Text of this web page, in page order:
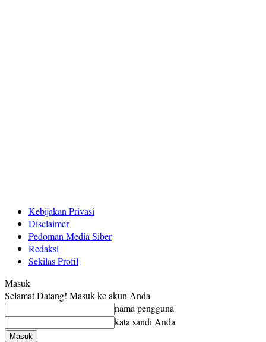
Kebijakan Privasi
Disclaimer
Pedoman Media Siber
Redaksi
Sekilas Profil
Masuk
Selamat Datang! Masuk ke akun Anda
nama pengguna
kata sandi Anda